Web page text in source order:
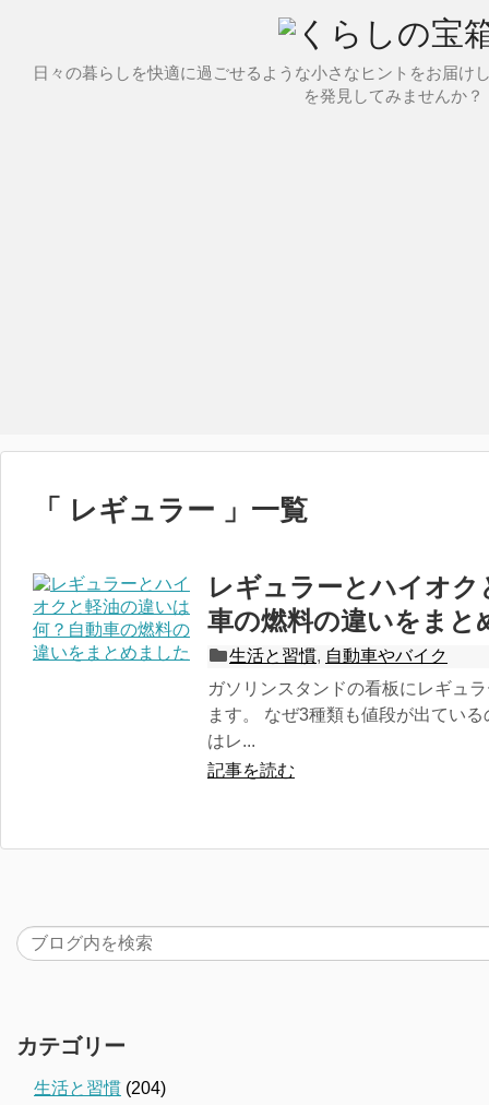
日々の暮らしを快適に過ごせるような小さなヒントをお届け
を発見してみませんか？
「 レギュラー 」一覧
レギュラーとハイオ
車の燃料の違いをまと
生活と習慣, 自動車やバイク
ガソリンスタンドの看板にレギュ
ます。 なぜ3種類も値段が出てい
はレ...
記事を読む
カテゴリー
生活と習慣 (204)